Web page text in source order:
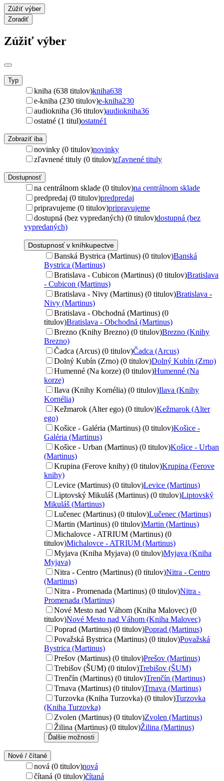
Zúžiť výber
Zoradiť
Zúžiť výber
Typ
kniha (638 titulov)kniha638
e-kniha (230 titulov)e-kniha230
audiokniha (36 titulov)audiokniha36
ostatné (1 titul)ostatné1
Zobraziť iba
novinky (0 titulov)novinky
zľavnené tituly (0 titulov)zľavnené tituly
Dostupnosť
na centrálnom sklade (0 titulov)na centrálnom sklade
predpredaj (0 titulov)predpredaj
pripravujeme (0 titulov)pripravujeme
dostupná (bez vypredaných) (0 titulov)dostupná (bez
vypredaných)
Dostupnosť v kníhkupectve
Banská Bystrica (Martinus) (0 titulov)Banská
Bystrica (Martinus)
Bratislava - Cubicon (Martinus) (0 titulov)Bratislava
- Cubicon (Martinus)
Bratislava - Nivy (Martinus) (0 titulov)Bratislava -
Nivy (Martinus)
Bratislava - Obchodná (Martinus) (0
titulov)Bratislava - Obchodná (Martinus)
Brezno (Knihy Brezno) (0 titulov)Brezno (Knihy
Brezno)
Čadca (Arcus) (0 titulov)Čadca (Arcus)
Dolný Kubín (Zrno) (0 titulov)Dolný Kubín (Zrno)
Humenné (Na korze) (0 titulov)Humenné (Na
korze)
Ilava (Knihy Kornélia) (0 titulov)Ilava (Knihy
Kornélia)
Kežmarok (Alter ego) (0 titulov)Kežmarok (Alter
ego)
Košice - Galéria (Martinus) (0 titulov)Košice -
Galéria (Martinus)
Košice - Urban (Martinus) (0 titulov)Košice - Urban
(Martinus)
Krupina (Ferove knihy) (0 titulov)Krupina (Ferove
knihy)
Levice (Martinus) (0 titulov)Levice (Martinus)
Liptovský Mikuláš (Martinus) (0 titulov)Liptovský
Mikuláš (Martinus)
Lučenec (Martinus) (0 titulov)Lučenec (Martinus)
Martin (Martinus) (0 titulov)Martin (Martinus)
Michalovce - ATRIUM (Martinus) (0
titulov)Michalovce - ATRIUM (Martinus)
Myjava (Kniha Myjava) (0 titulov)Myjava (Kniha
Myjava)
Nitra - Centro (Martinus) (0 titulov)Nitra - Centro
(Martinus)
Nitra - Promenada (Martinus) (0 titulov)Nitra -
Promenada (Martinus)
Nové Mesto nad Váhom (Kniha Malovec) (0
titulov)Nové Mesto nad Váhom (Kniha Malovec)
Poprad (Martinus) (0 titulov)Poprad (Martinus)
Považská Bystrica (Martinus) (0 titulov)Považská
Bystrica (Martinus)
Prešov (Martinus) (0 titulov)Prešov (Martinus)
Trebišov (ŠUM) (0 titulov)Trebišov (ŠUM)
Trenčín (Martinus) (0 titulov)Trenčín (Martinus)
Trnava (Martinus) (0 titulov)Trnava (Martinus)
Turzovka (Kniha Turzovka) (0 titulov)Turzovka
(Kniha Turzovka)
Zvolen (Martinus) (0 titulov)Zvolen (Martinus)
Žilina (Martinus) (0 titulov)Žilina (Martinus)
Ďalšie možnosti
Nové / čítané
nová (0 titulov)nová
čítaná (0 titulov)čítaná